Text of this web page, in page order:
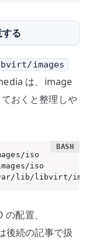
る
images
は、image
おくと整理しや
lib/libvirt/
配置、
続の記事で扱